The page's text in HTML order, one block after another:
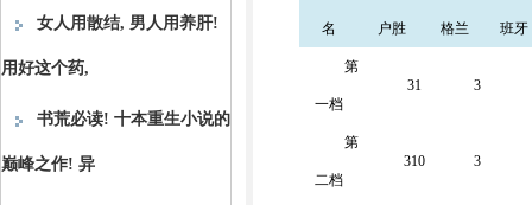
女人用散结, 男人用养肝!
用好这个药,
书荒必读! 十本重生小说的
巅峰之作! 异
名 户胜 格兰 班牙
第
一档
31 3
第
二档
310 3